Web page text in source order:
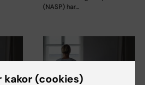
(NASP) har…
kakor (cookies)